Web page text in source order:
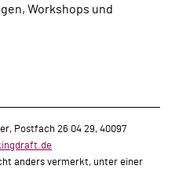
Workshops und
Postfach 26 04 29, 40097
anders vermerkt, unter einer